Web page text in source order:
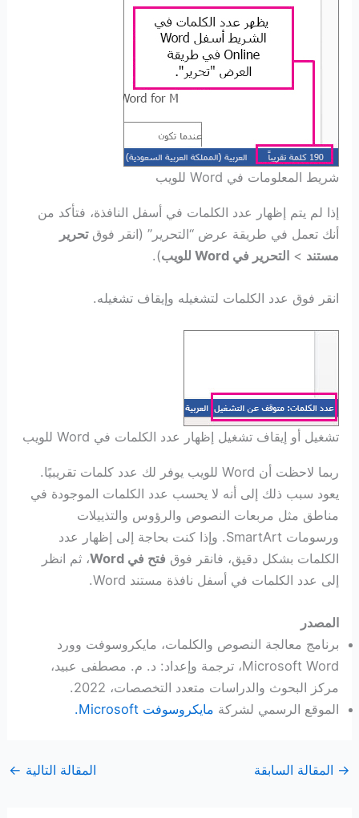
شريط المعلومات في Word للويب
إذا لم يتم إظهار عدد الكلمات في أسفل النافذة، فتأكد من
أنك تعمل في طريقة عرض “التحرير” (انقر فوقتحرير
مستند >التحرير في Word للويب ).
انقر فوق عدد الكلمات لتشغيله وإيقاف تشغيله.
تشغيل أو إيقاف تشغيل إظهار عدد الكلمات في Word للويب
ربما لاحظت أن Word للويب يوفر لك عدد كلمات تقريبيًا.
يعود سبب ذلك إلى أنه لا يحسب عدد الكلمات الموجودة في
مناطق مثل مربعات النصوص والرؤوس والتذييلات
ورسومات SmartArt. وإذا كنت بحاجة إلى إظهار عدد
الكلمات بشكل دقيق، فانقر فوق فتح في Word‏
، ثم انظر
إلى عدد الكلمات في أسفل نافذة مستند Word.
المصدر
برنامج معالجة النصوص والكلمات، مايكروسوفت وورد
Microsoft Word، ترجمة وإعداد: د. م. مصطفى عبيد،
مركز البحوث والدراسات متعدد التخصصات، 2022.
الموقع الرسمي لشركة مايكروسوفت Microsoft.
→ المقالة السابقة المقالة التالية ←